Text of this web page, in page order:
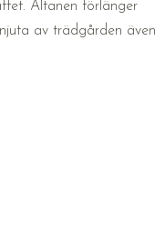
Altanen förlänger
av trädgården även